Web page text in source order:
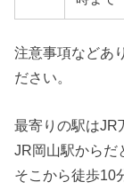
注意事項などあ
ださい。
最寄りの駅はJR
JR岡山駅からだ
そこから徒歩10